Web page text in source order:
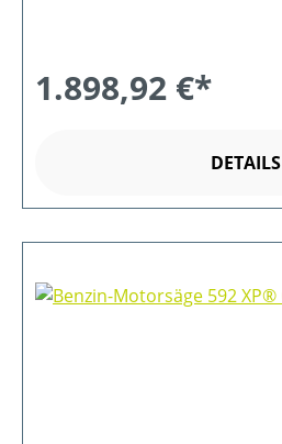
1.898,92 €*
DETAILS